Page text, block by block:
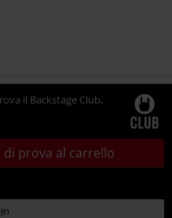
il Backstage Club,
di prova al carrello